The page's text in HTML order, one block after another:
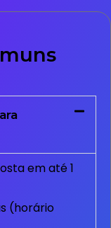
em até 1
(horário